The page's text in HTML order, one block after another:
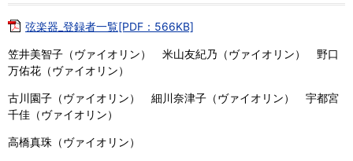
弦楽器_登録者一覧[PDF：566KB]
笠井美智子（ヴァイオリン） 米山友紀乃（ヴァイオリン） 野口
万佑花（ヴァイオリン）
古川園子（ヴァイオリン） 細川奈津子（ヴァイオリン） 宇都宮
千佳（ヴァイオリン）
高橋真珠（ヴァイオリン）